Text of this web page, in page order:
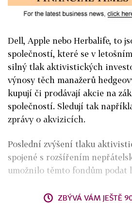
Dell, Apple nebo Herbalife, to
společností, které se v
silný tlak aktivistických
výnosy těch manažerů
kupují či prodávají akcie na
společností. Sledují tak
zprávy o akvizicích.
Poslední zvýšení tlaku
spojené s rozšířením
umožnilo těmto fondům podat
ZBÝVÁ VÁM JEŠTĚ